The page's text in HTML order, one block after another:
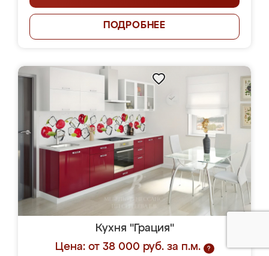
ПОДРОБНЕЕ
Кухня "Грация"
Цена: от 38 000 руб. за п.м.
?